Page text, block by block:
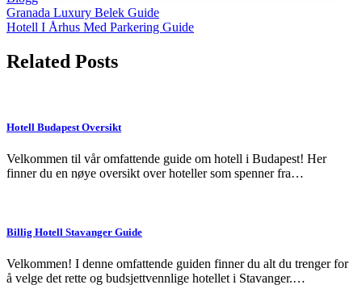
Post
navigation
Granada Luxury Belek Guide
Hotell I Århus Med Parkering Guide
Related Posts
Hotell Budapest Oversikt
Velkommen til vår omfattende guide om hotell i Budapest! Her
finner du en nøye oversikt over hoteller som spenner fra…
Billig Hotell Stavanger Guide
Velkommen! I denne omfattende guiden finner du alt du trenger for
å velge det rette og budsjettvennlige hotellet i Stavanger.…